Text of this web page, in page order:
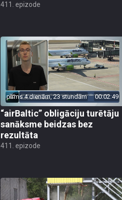
411. epizode
pirms 4 dienām, 23 stundām 00:02:49
“airBaltic” obligāciju turētāju
sanāksme beidzas bez
rezultāta
411. epizode